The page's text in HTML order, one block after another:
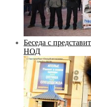
Беседа с
НОД